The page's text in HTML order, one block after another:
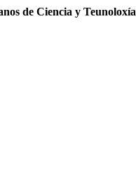
de Ciencia y Teunoloxía